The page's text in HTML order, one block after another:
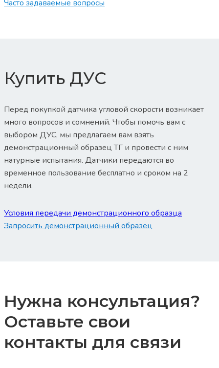
Часто задаваемые вопросы
Купить ДУС
Перед покупкой датчика угловой скорости возникает
много вопросов и сомнений. Чтобы помочь вам с
выбором ДУС, мы предлагаем вам взять
демонстрационный образец ТГ и провести с ним
натурные испытания. Датчики передаются во
временное пользование бесплатно и сроком на 2
недели.
Условия передачи демонстрационного образца
Запросить демонстрационный образец
Нужна консультация?
Оставьте свои
контакты для связи